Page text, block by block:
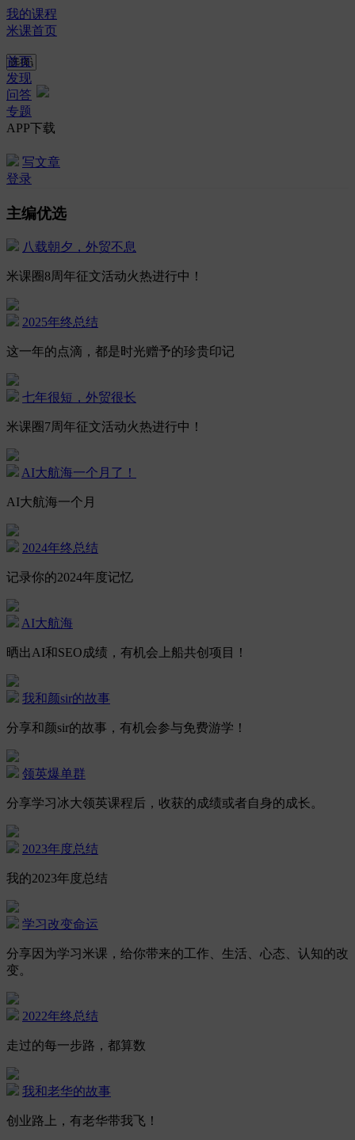
我的课程
米课首页
首页
发现
问答
专题
APP下载
写文章
登录
主编优选
八载朝夕，外贸不息
米课圈8周年征文活动火热进行中！
2025年终总结
这一年的点滴，都是时光赠予的珍贵印记
七年很短，外贸很长
米课圈7周年征文活动火热进行中！
AI大航海一个月了！
AI大航海一个月
2024年终总结
记录你的2024年度记忆
AI大航海
晒出AI和SEO成绩，有机会上船共创项目！
我和颜sir的故事
分享和颜sir的故事，有机会参与免费游学！
领英爆单群
分享学习冰大领英课程后，收获的成绩或者自身的成长。
2023年度总结
我的2023年度总结
学习改变命运
分享因为学习米课，给你带来的工作、生活、心态、认知的改
变。
2022年终总结
走过的每一步路，都算数
我和老华的故事
创业路上，有老华带我飞！